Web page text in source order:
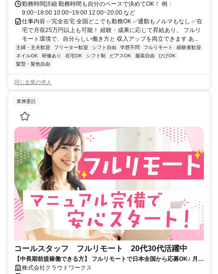
勤務時間詳細 勤務時間も自分のペースで決めてOK！ 例：
9:00~18:00 10:00~19:00 12:00~20:00 など
仕事内容 ✅完全在宅 全国どこでも勤務OK ✅通勤もノルマもなし ✅在
宅で月収25万円以上も可能！ 経験・成果に応じて昇給あり。 フルリ
モート環境で、自分らしい働き方と 収入アップを両立できます あ...
主婦・主夫歓迎 フリーター歓迎 シフト自由 学歴不問 フルリモート
経験者歓迎
ネイルOK
研修あり 在宅OK シフト制 ピアスOK 服装自由
ひげOK
髪型・髪色自由
同じ企業の求人
業務委託
コールスタッフ フルリモート 20代30代活躍中
【中長期前提稼働できる方】 フルリモートで日本全国から応募OK♪ 月稼
働80時間で安定収入！
株式会社クラウドワークス